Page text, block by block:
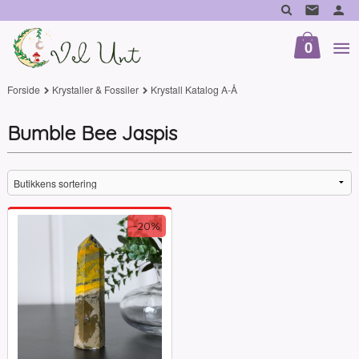
til
innholdet
0
Forside Krystaller & Fossiler Krystall Katalog A-Å
Bumble Bee Jaspis
-20%